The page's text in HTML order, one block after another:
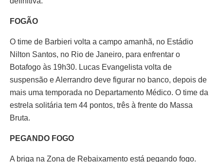
FOGÃO
O time de Barbieri volta a campo amanhã, no Estádio
Nilton Santos, no Rio de Janeiro, para enfrentar o
Botafogo às 19h30. Lucas Evangelista volta de
suspensão e Alerrandro deve figurar no banco, depois de
mais uma temporada no Departamento Médico. O time da
estrela solitária tem 44 pontos, três à frente do Massa
Bruta.
PEGANDO FOGO
A briga na Zona de Rebaixamento está pegando fogo.